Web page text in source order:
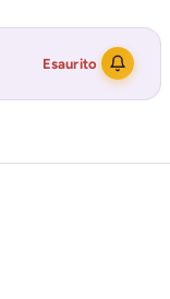
Esaurito